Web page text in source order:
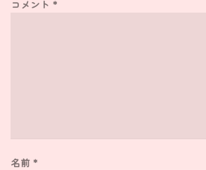
コメント *
名前 *